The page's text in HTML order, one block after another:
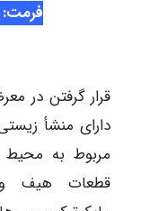
فرمت: WORD
قرار گرفتن در
دارای منشأ
مربوط به محیط
قطعات هیف و